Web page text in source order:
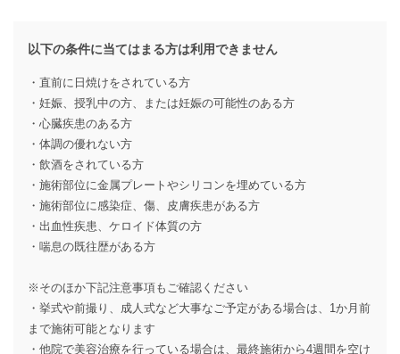
以下の条件に当てはまる方は利用できません
・直前に日焼けをされている方
・妊娠、授乳中の方、または妊娠の可能性のある方
・心臓疾患のある方
・体調の優れない方
・飲酒をされている方
・施術部位に金属プレートやシリコンを埋めている方
・施術部位に感染症、傷、皮膚疾患がある方
・出血性疾患、ケロイド体質の方
・喘息の既往歴がある方
※そのほか下記注意事項もご確認ください
・挙式や前撮り、成人式など大事なご予定がある場合は、1か月前
まで施術可能となります
・他院で美容治療を行っている場合は、最終施術から4週間を空け